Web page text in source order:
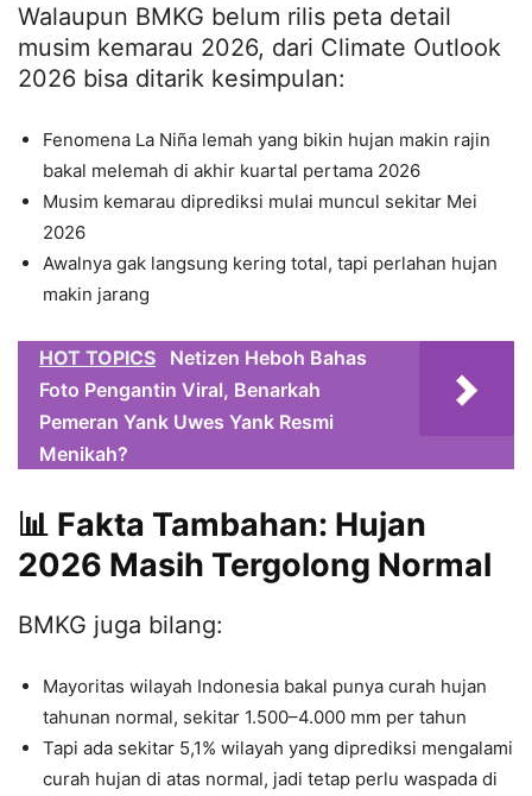
Walaupun BMKG belum rilis peta detail
musim kemarau 2026, dari Climate Outlook
2026 bisa ditarik kesimpulan:
Fenomena La Niña lemah yang bikin hujan makin rajin
bakal melemah di akhir kuartal pertama 2026
Musim kemarau diprediksi mulai muncul sekitar Mei
2026
Awalnya gak langsung kering total, tapi perlahan hujan
makin jarang
HOT TOPICS
Netizen Heboh Bahas
Foto Pengantin Viral, Benarkah
Pemeran Yank Uwes Yank Resmi
Menikah?
📊 Fakta Tambahan: Hujan
2026 Masih Tergolong Normal
BMKG juga bilang:
Mayoritas wilayah Indonesia bakal punya curah hujan
tahunan normal, sekitar 1.500–4.000 mm per tahun
Tapi ada sekitar 5,1% wilayah yang diprediksi mengalami
curah hujan di atas normal, jadi tetap perlu waspada di